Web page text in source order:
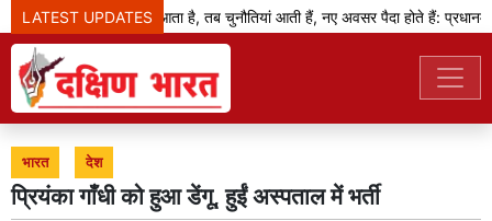
LATEST UPDATES
जब बदलाव का दौर आता है, तब चुनौतियां आती हैं, नए अवसर पैदा होते हैं:
भारत देश
प्रियंका गाँधी को हुआ डेंगू, हुईं अस्पताल में भर्ती